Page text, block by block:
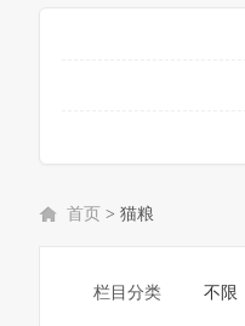
首页 > 猫粮
栏目分类 不限